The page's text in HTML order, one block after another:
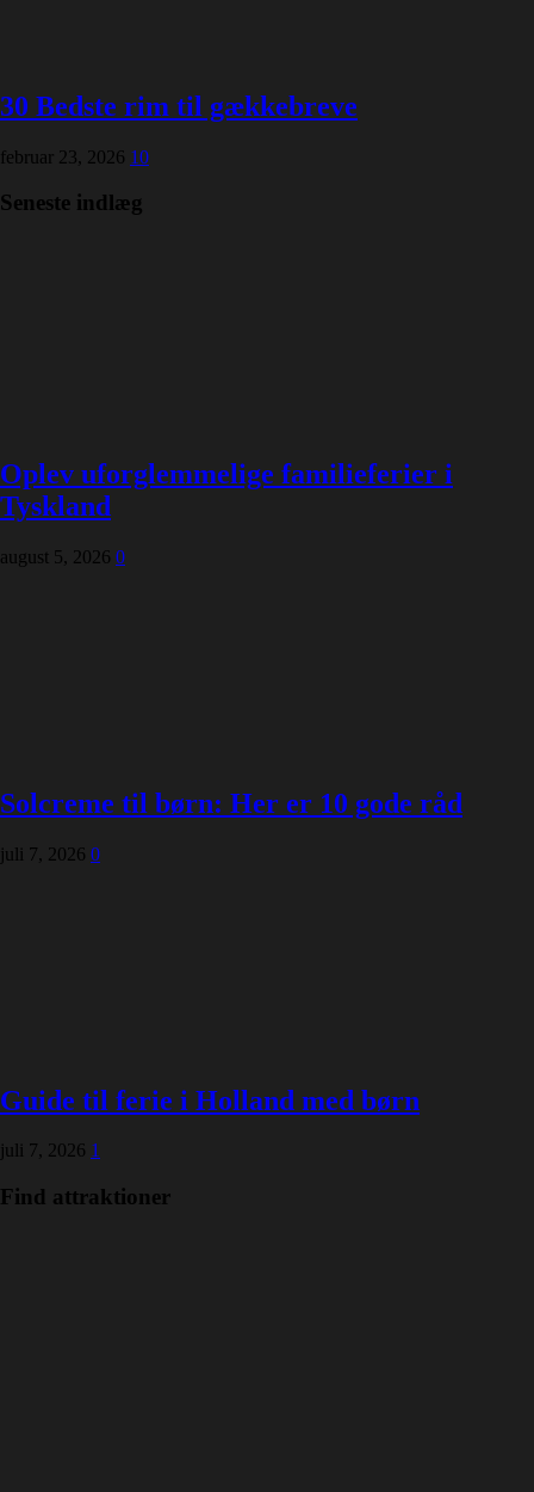
30 Bedste rim til gækkebreve
februar 23, 2026 10
Seneste indlæg
Oplev uforglemmelige familieferier i
Tyskland
august 5, 2026 0
Solcreme til børn: Her er 10 gode råd
juli 7, 2026 0
Guide til ferie i Holland med børn
juli 7, 2026 1
Find attraktioner